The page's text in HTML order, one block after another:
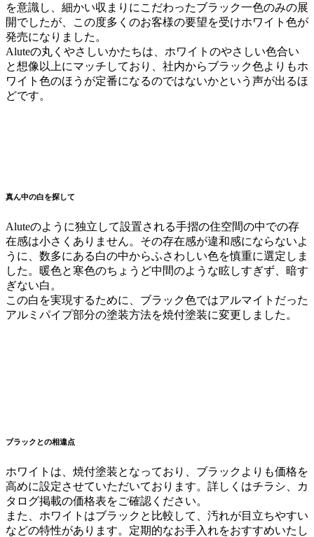
を意識し、細かい収まりにこだわったブラック一色のみの展
開でしたが、この度多くのお客様の要望を受けホワイト色が
発売になりました。
Aluteの丸くやさしいかたちは、ホワイトのやさしい色合い
と想像以上にマッチしており、社内からブラック色よりもホ
ワイト色のほうが定番になるのではないかという声が出るほ
どです。
真ん中の白を探して
Aluteのように独立して設置される手摺の住空間の中での存
在感は小さくありません。その存在感が違和感にならないよ
うに、数多にある白の中からふさわしい色を慎重に選定しま
した。暖色と寒色のちょうど中間のような眩しすぎず、暗す
ぎない白。
この白を実現するために、ブラック色ではアルマイトだった
アルミパイプ部分の塗装方法を焼付塗装に変更しました。
ブラックとの相違点
ホワイトは、焼付塗装となっており、ブラックよりも価格を
高めに設定させていただいております。詳しくはチラシ、カ
タログ掲載の価格表をご確認ください。
また、ホワイトはブラックと比較して、汚れが目立ちやすい
などの特性があります。定期的なお手入れをおすすめいたし